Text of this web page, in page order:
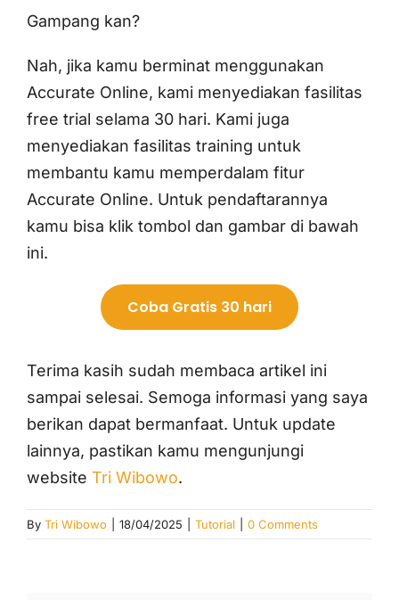
Gampang kan?
Nah, jika kamu berminat menggunakan
Accurate Online, kami menyediakan fasilitas
free trial selama 30 hari. Kami juga
menyediakan fasilitas training untuk
membantu kamu memperdalam fitur
Accurate Online. Untuk pendaftarannya
kamu bisa klik tombol dan gambar di bawah
ini.
Coba Gratis 30 hari
Terima kasih sudah membaca artikel ini
sampai selesai. Semoga informasi yang saya
berikan dapat bermanfaat. Untuk update
lainnya, pastikan kamu mengunjungi
website Tri Wibowo.
By Tri Wibowo 18/04/2025 Tutorial 0 Comments